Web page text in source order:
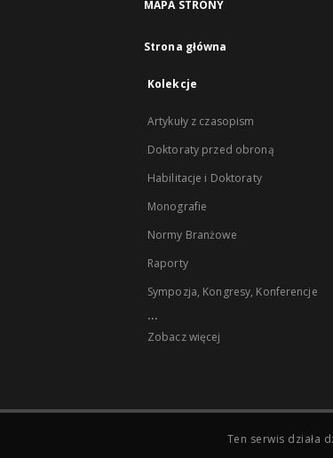
MAPA STRONY
Strona główna
Kolekcje
Artykuły z czasopism
Doktoraty przed obroną
Habilitacje i Doktoraty
Monografie
Normy Branżowe
Raporty
Sympozja, Kongresy, Konferencje
...
Zobacz więcej
Ten serwis działa